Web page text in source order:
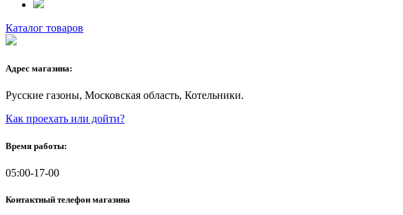
Каталог товаров
Адрес магазина:
Русские газоны, Московская область, Котельники.
Как проехать или дойти?
Время работы:
05:00-17-00
Контактный телефон магазина